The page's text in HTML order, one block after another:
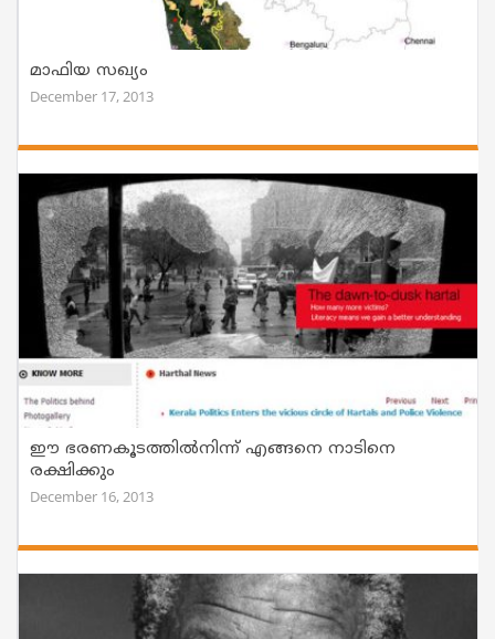
മാഫിയ സഖ്യം
December 17, 2013
ഈ ഭരണകൂടത്തില്‍നിന്ന് എങ്ങനെ നാടിനെ
രക്ഷിക്കും
December 16, 2013